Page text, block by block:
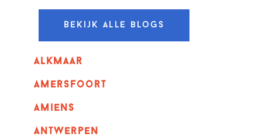
Bekijk alle blogs
alkmaar
amersfoort
amiens
Antwerpen